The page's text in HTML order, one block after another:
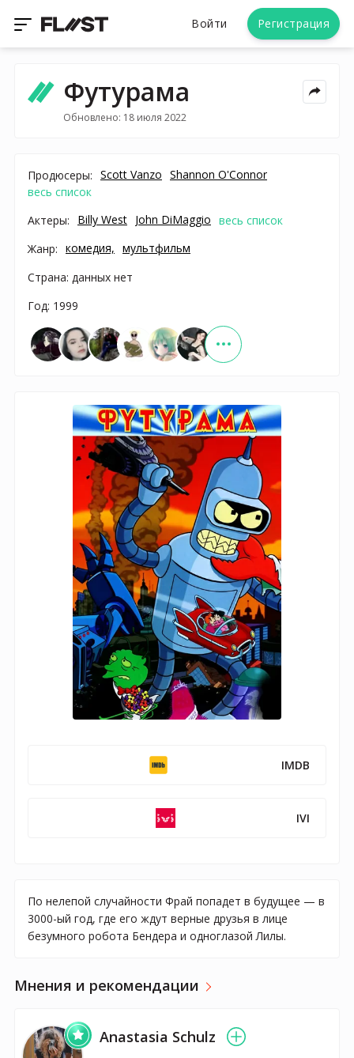
Войти Регистрация
Футурама
Обновлено: 18 июля 2022
Продюсеры: Scott Vanzo Shannon O'Connor
весь список
Актеры:
Billy West John DiMaggio весь список
Жанр: комедия, мультфильм
Страна: данных нет
Год: 1999
IMDB
IVI
По нелепой случайности Фрай попадет в будущее — в
3000-ый год, где его ждут верные друзья в лице
безумного робота Бендера и одноглазой Лилы.
Мнения и рекомендации
Anastasia Schulz